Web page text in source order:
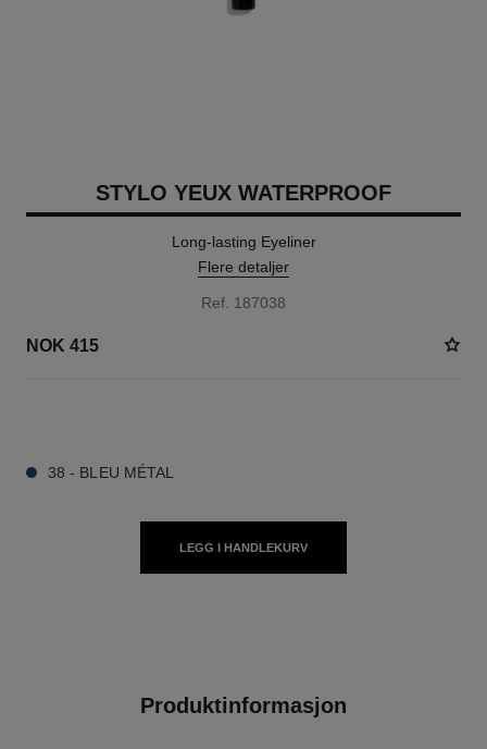
STYLO YEUX WATERPROOF
Long-lasting Eyeliner
Flere detaljer
Ref. 187038
NOK 415
38 - BLEU MÉTAL
LEGG I HANDLEKURV
Produktinformasjon